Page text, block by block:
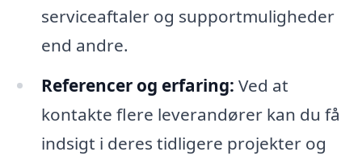
serviceaftaler og supportmuligheder
end andre.
Referencer og erfaring: Ved at
kontakte flere leverandører kan du få
indsigt i deres tidligere projekter og